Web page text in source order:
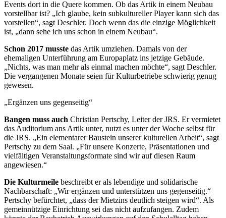
Events dort in die Quere kommen. Ob das Artik in einem Neubau
vorstellbar ist? „Ich glaube, kein subkultureller Player kann sich das
vorstellen“, sagt Deschler. Doch wenn das die einzige Möglichkeit
ist, „dann sehe ich uns schon in einem Neubau“.
Schon 2017 musste das Artik umziehen. Damals von der
ehemaligen Unterführung am Europaplatz ins jetzige Gebäude.
„Nichts, was man mehr als einmal machen möchte“, sagt Deschler.
Die vergangenen Monate seien für Kulturbetriebe schwierig genug
gewesen.
„Ergänzen uns gegenseitig“
Bangen muss auch Christian Pertschy, Leiter der JRS. Er vermietet
das Auditorium ans Artik unter, nutzt es unter der Woche selbst für
die JRS. „Ein elementarer Baustein unserer kulturellen Arbeit“, sagt
Pertschy zu dem Saal. „Für unsere Konzerte, Präsentationen und
vielfältigen Veranstaltungsformate sind wir auf diesen Raum
angewiesen.“
Die Kulturmeile beschreibt er als lebendige und solidarische
Nachbarschaft: „Wir ergänzen und unterstützen uns gegenseitig.“
Pertschy befürchtet, „dass der Mietzins deutlich steigen wird“. Als
gemeinnützige Einrichtung sei das nicht aufzufangen. Zudem